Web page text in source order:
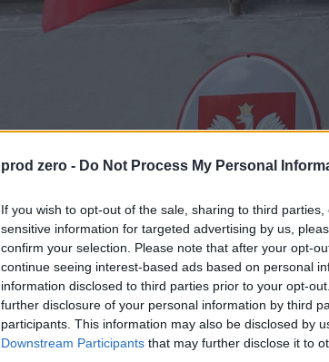
prod zero - Do Not Process My Personal
If you wish to opt-out of the sale, sharing to third
sensitive information for targeted advertising by us,
confirm your selection. Please note that after your opt-
continue seeing interest-based ads based on personal
information disclosed to third parties prior to your opt-
further disclosure of your personal information by third
participants. This information may also be disclosed by
Downstream Participants that may further disclose it to